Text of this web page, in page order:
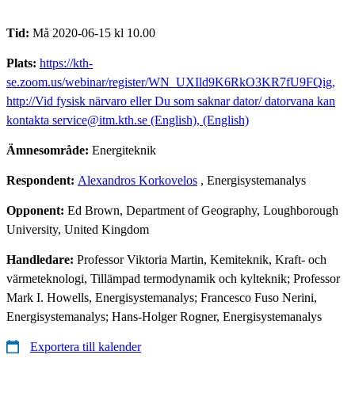
Tid: Må 2020-06-15 kl 10.00
Plats: https://kth-
se.zoom.us/webinar/register/WN_UXIld9K6RkO3KR7fU9FQig,
http://Vid fysisk närvaro eller Du som saknar dator/ datorvana kan
kontakta service@itm.kth.se (English), (English)
Ämnesområde: Energiteknik
Respondent: Alexandros Korkovelos , Energisystemanalys
Opponent: Ed Brown, Department of Geography, Loughborough
University, United Kingdom
Handledare: Professor Viktoria Martin, Kemiteknik, Kraft- och
värmeteknologi, Tillämpad termodynamik och kylteknik; Professor
Mark I. Howells, Energisystemanalys; Francesco Fuso Nerini,
Energisystemanalys; Hans-Holger Rogner, Energisystemanalys
Exportera till kalender